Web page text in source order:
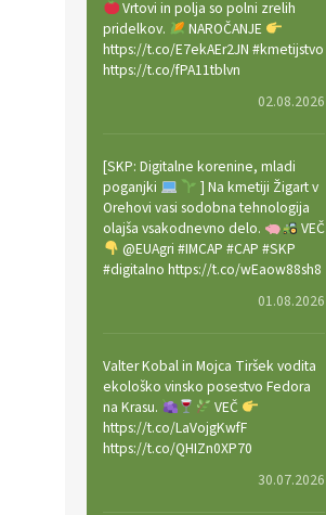
Vrtovi in polja so polni zrelih
pridelkov.
NAROČANJE
https://t.co/E7ekAEr2JN #kmetijstvo
https://t.co/fPA11tblvn
02.08.2026
[SKP: Digitalne korenine, mladi
poganjki
] Na kmetiji Žigart v
Orehovi vasi sodobna tehnologija
olajša vsakodnevno delo.
VEČ
@EUAgri #IMCAP #CAP #SKP
#digitalno https://t.co/wEaow88sh8
01.08.2026
Valter Kobal in Mojca Tiršek vodita
ekološko vinsko posestvo Fedora
na Krasu.
VEČ
https://t.co/LaVojgKwfF
https://t.co/QHIZn0XP70
30.07.2026